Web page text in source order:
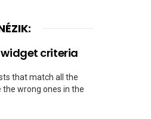
criteria
that match all the
wrong ones in the